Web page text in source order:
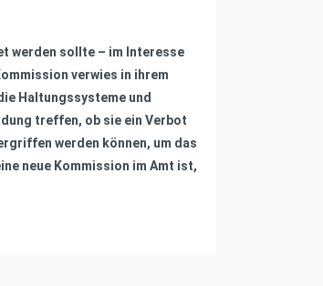
werden sollte – im Interesse
verwies in ihrem
Haltungssysteme und
treffen, ob sie ein Verbot
werden können, um das
neue Kommission im Amt ist,